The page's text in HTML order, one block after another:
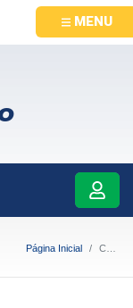
MENU
Página Inicial Covid - Vacinação